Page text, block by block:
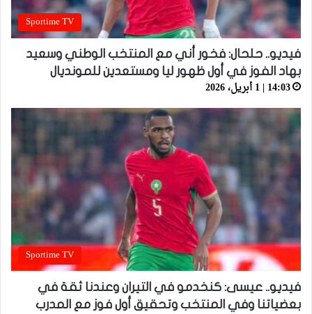
Sportime TV
فيديو.. حلحال: فخور أني مع المنتخب الوطني وسعيد
بهاد الفوز في أول ظهور ليا ومستعدين للمونديال
14:03 | 1 أبريل، 2026
Sportime TV
فيديو.. عيسى: كنخدمو في التيران وعندنا ثقة في
بعضياتنا وفي المنتخب وتحقيق أول فوز مع المدرب